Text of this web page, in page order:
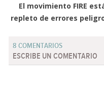
El movimiento FIRE
repleto de errores
8 COMENTARIOS
ESCRIBE UN COMENTARIO